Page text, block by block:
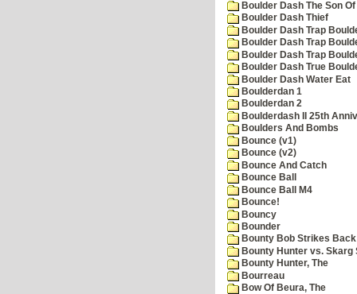
Boulder Dash The Son
Boulder Dash Thief
Boulder Dash Trap
Boulder Dash Trap
Boulder Dash Trap
Boulder Dash True
Boulder Dash Water Eat
Boulderdan 1
Boulderdan 2
Boulderdash II 25th
Boulders And Bombs
Bounce (v1)
Bounce (v2)
Bounce And Catch
Bounce Ball
Bounce Ball M4
Bounce!
Bouncy
Bounder
Bounty Bob Strikes
Bounty Hunter vs. Skarg
Bounty Hunter, The
Bourreau
Bow Of Beura, The